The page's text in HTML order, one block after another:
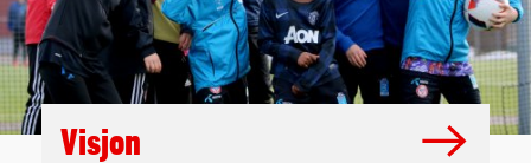
Visjon